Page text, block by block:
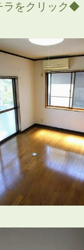
ラをクリック◆